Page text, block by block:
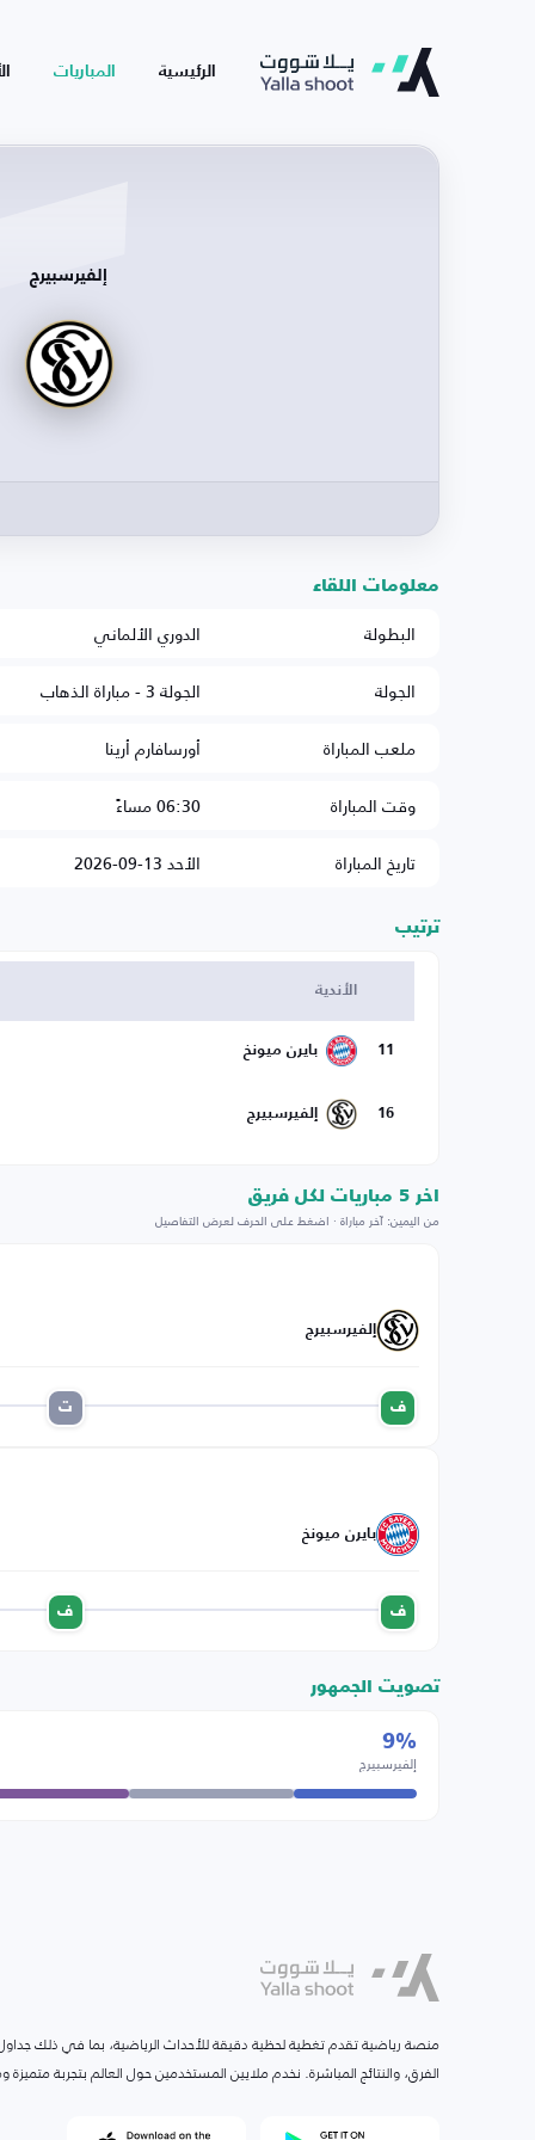
الرئيسية المباريات
إلفيرسبيرج
معلومات اللقاء
البطولة
الدوري الألماني
الجولة
الجولة 3 - مباراة الذهاب
ملعب المباراة
أورسافارم أرينا
وقت المباراة
06:30 مساءً
تاريخ المباراة
الأحد 13-09-2026
ترتيب
الأندية
11 بايرن ميونخ
16 إلفيرسبيرج
اخر 5 مباريات لكل فريق
من اليمين: آخر مباراة · اضغط على الحرف لعرض التفاصيل
إلفيرسبيرج
ف ت
بايرن ميونخ
ف ف
تصويت الجمهور
9%
إلفيرسبيرج
منصة رياضية تقدم تغطية لحظية دقيقة للأحداث الرياضية، بما في ذلك جداول
الفرق، والنتائج المباشرة. نخدم ملايين المستخدمين حول العالم بتجربة